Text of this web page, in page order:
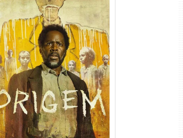
4ª Temporada Torrent
(2026) WEB-DL 1080p/4K
Dual Áudio